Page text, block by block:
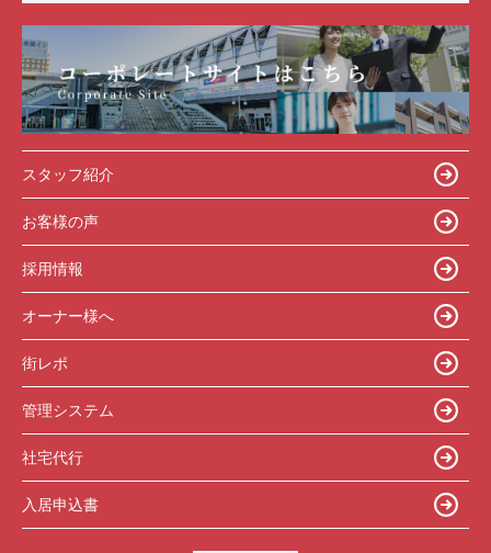
スタッフ紹介
お客様の声
採用情報
オーナー様へ
街レポ
管理システム
社宅代行
入居申込書